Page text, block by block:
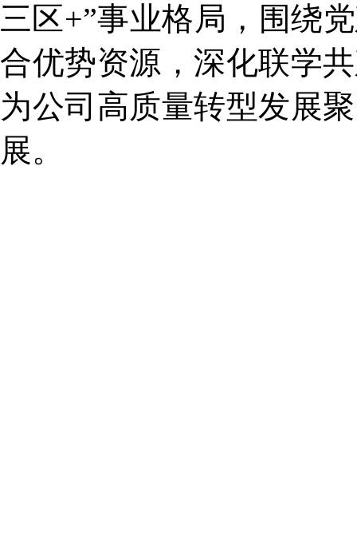
三区+”事业格局，围绕
合优势资源，深化联学
为公司高质量转型发展
展。